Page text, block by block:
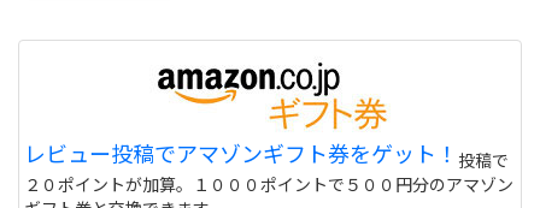
レビュー投稿でアマゾンギフト券をゲット！ 投稿で
２０ポイントが加算。１０００ポイントで５００円分のアマゾン